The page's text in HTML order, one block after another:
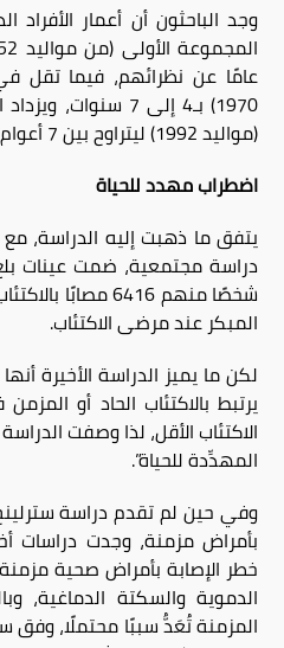
وجد الباحثون أن أعمار الأفراد
عامًا عن نظرائهم، فيما تقل
1970) بـ4 إلى 7
(مواليد 1992) ليتراوح بين 7 أعوام و18 عامًا
اضطراب مهدد للحياة
شخصًا منهم 6416
المبكر عند مرضى الاكتئاب.
لكن ما يميز الدراسة الأخيرة
يرتبط بالاكتئاب الحاد أو
الاكتئاب الأقل، لذا وصفت
المهدِّدة للحياة”.
وفي حين لم تقدم دراسة سترلينج
بأمراض مزمنة، وجدت دراسات
خطر الإصابة بأمراض صحية
الدموية والسكتة الدماغية،
المزمنة تُعَدُّ سببًا محتملًا، وفق